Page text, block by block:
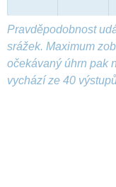
Pravděpodobnost
srážek. Maximum
očekávaný úhrn pak
vychází ze 40